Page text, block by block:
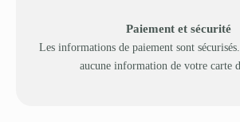
Paiement et sécurité
Les informations de paiement sont
aucune information de votre carte